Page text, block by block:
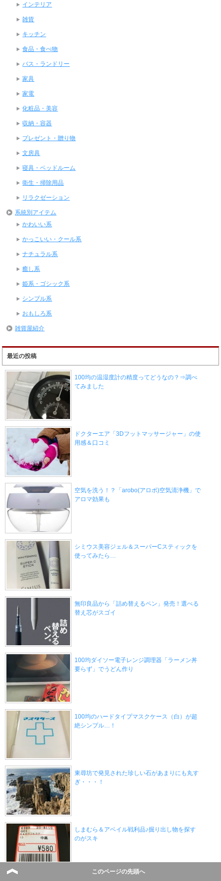
インテリア
雑貨
キッチン
食品・食べ物
バス・ランドリー
家具
家電
化粧品・美容
収納・容器
プレゼント・贈り物
文房具
寝具・ベッドルーム
衛生・掃除用品
リラクゼーション
系統別アイテム
かわいい系
かっこいい・クール系
ナチュラル系
癒し系
姫系・ゴシック系
シンプル系
おもしろ系
雑貨屋紹介
最近の投稿
100均の温湿度計の精度ってどうなの？⇒調べ
てみました
ドクターエア「3Dフットマッサージャー」の使
用感＆口コミ
空気を洗う！？「arobo(アロボ)空気清浄機」で
アロマ効果も
シミウス美容ジェル＆スーパーCスティックを
使ってみたら…
無印良品から「詰め替えるペン」発売！選べる
替え芯がスゴイ
100均ダイソー電子レンジ調理器「ラーメン丼
要らず」でうどん作り
100均のハードタイプマスクケース（白）が超
絶シンプル…！
東尋坊で発見された珍しい石があまりにも丸す
ぎ・・・！
しまむら＆アベイル戦利品♪掘り出し物を探す
のがスキ
このページの先頭へ